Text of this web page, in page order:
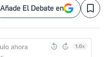
Añade El Debate en Save